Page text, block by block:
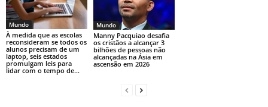
Mundo
À medida que as escolas
reconsideram se todos os
alunos precisam de um
laptop, seis estados
promulgam leis para
lidar com o tempo de...
Mundo
Manny Pacquiao desafia
os cristãos a alcançar 3
bilhões de pessoas não
alcançadas na Ásia em
ascensão em 2026